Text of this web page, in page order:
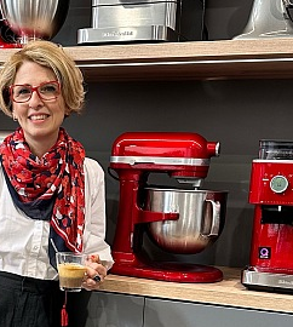
a Mai Manó Házban